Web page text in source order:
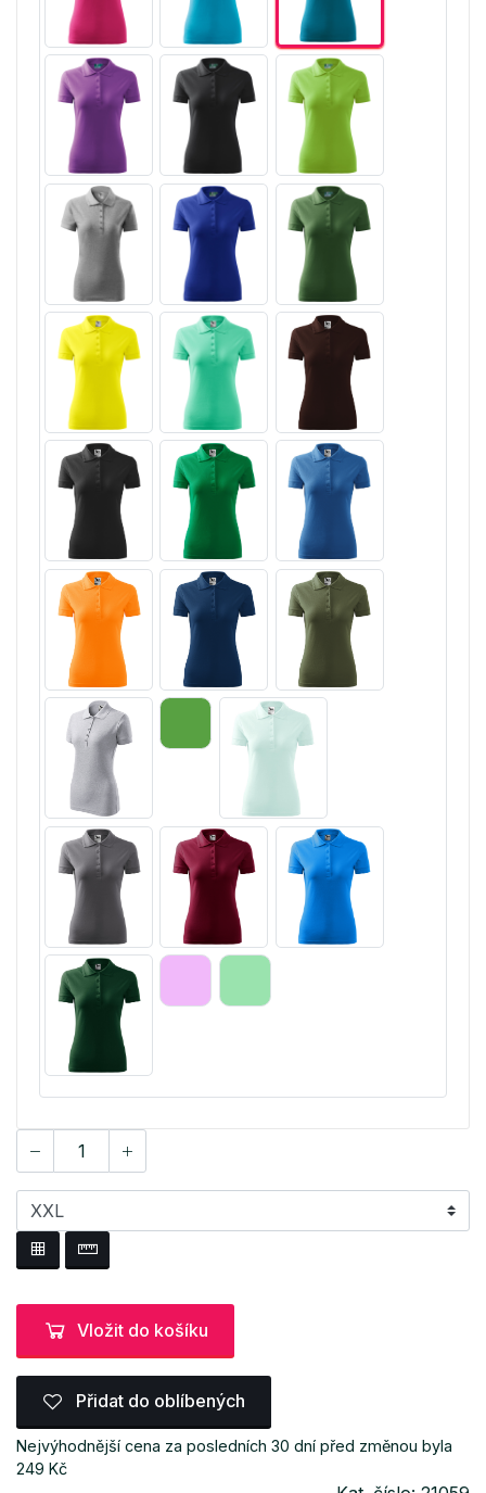
Vložit do košíku
Přidat do oblíbených
Nejvýhodnější cena za posledních 30 dní před změnou byla
249 Kč